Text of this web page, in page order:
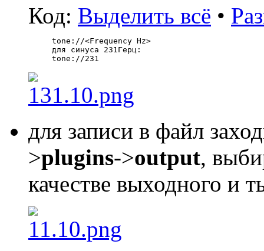
Код: Выделить всё •
tone://<Frequency Hz>
для синуса 231Герц:
tone://231
для записи в файл
>plugins->output,
качестве выходного и